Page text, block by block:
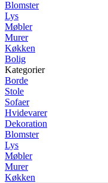
Blomster
Lys
Møbler
Murer
Køkken
Bolig
Kategorier
Borde
Stole
Sofaer
Hvidevarer
Dekoration
Blomster
Lys
Møbler
Murer
Køkken